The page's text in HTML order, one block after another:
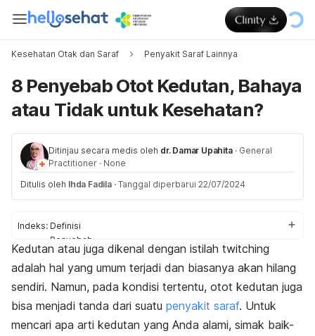
Kesehatan Otak dan Saraf Penyakit Saraf Lainnya
8 Penyebab Otot Kedutan, Bahaya
atau Tidak untuk Kesehatan?
Ditinjau secara medis oleh dr. Damar Upahita · General
Practitioner · None
Ditulis oleh Ihda Fadila · Tanggal diperbarui 22/07/2024
Indeks: Definisi
Penyebab
Pengobatan
Kapan ke dokter?
Kedutan atau juga dikenal dengan istilah twitching
adalah hal yang umum terjadi dan biasanya akan hilang
sendiri. Namun, pada kondisi tertentu, otot kedutan juga
bisa menjadi tanda dari suatu penyakit saraf. Untuk
mencari apa arti kedutan yang Anda alami, simak baik-